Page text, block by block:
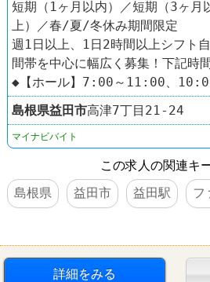
短期（1ヶ月以内）／短期（3ヶ月
上）／春/夏/冬休み期間限定
週1日以上、1日2時間以上シフト
間帯を中心に幅広く募集！下記時
◆【ホール】7:00～11:00、
島根県益田市高津7丁目21-24
マイナビバイト
この求人の関連キ
島根県
益田市 益田駅 フ
詳細をみる